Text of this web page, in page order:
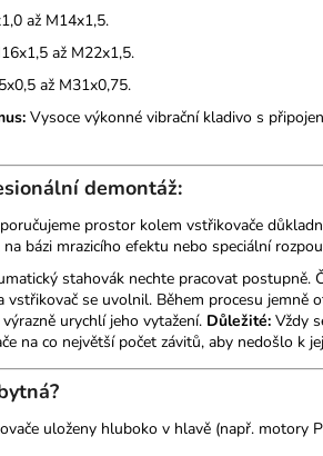
až M14x1,5.
až M22x1,5.
až M31x0,75.
Vysoce výkonné vibrační kladivo s
demontáž:
prostor kolem vstřikovače
bázi mrazicího efektu nebo speciální
stahovák nechte pracovat postupně.
vstřikovač se uvolnil. Během procesu jemně
urychlí jeho vytažení. Důležité: Vždy
na co největší počet závitů, aby nedošlo k
uloženy hluboko v hlavě (např. motory